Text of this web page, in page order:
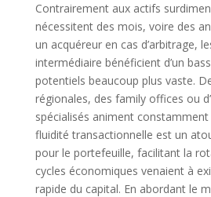
Contrairement aux actifs
nécessitent des mois, voire des
un acquéreur en cas d’arbitrage,
intermédiaire bénéficient d’un
potentiels beaucoup plus vaste.
régionales, des family offices ou
spécialisés animent
fluidité transactionnelle est un
pour le portefeuille, facilitant la
cycles économiques venaient à
rapide du capital. En abordant le